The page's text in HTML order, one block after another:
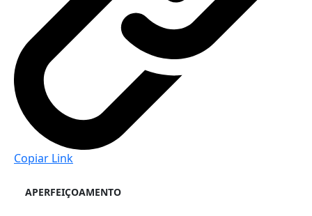
Copiar Link
APERFEIÇOAMENTO